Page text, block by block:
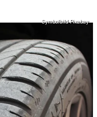
Symbolbild Pixabay